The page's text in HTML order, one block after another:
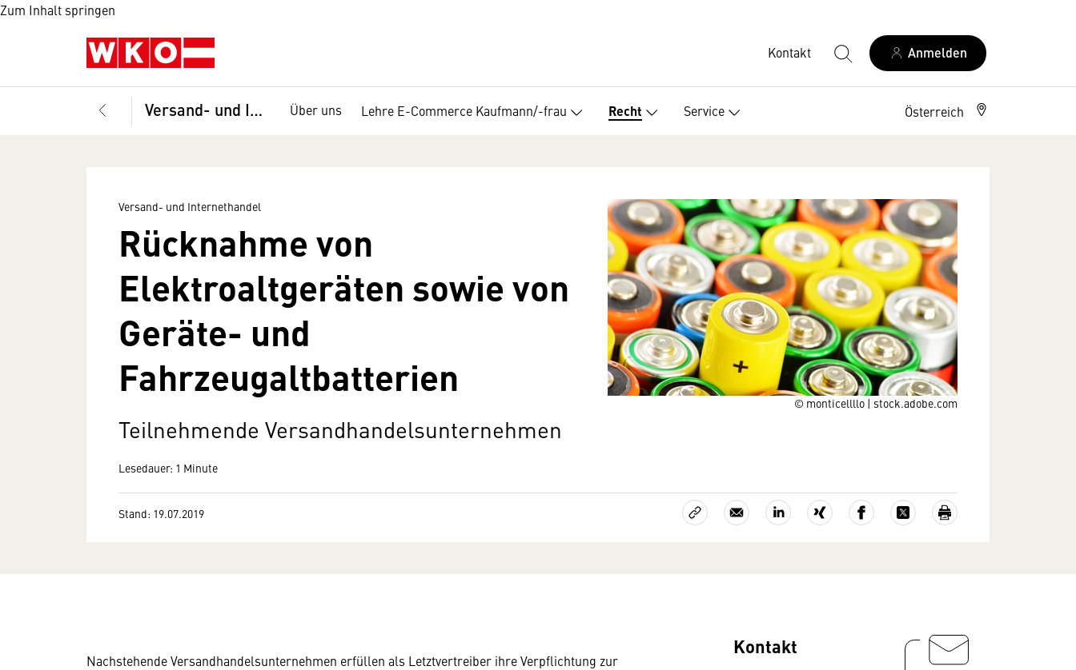
Zum Inhalt springen
Kontakt Anmelden
Versand- und Internethandel Über uns Lehre E-Commerce Kaufmann/-frau Recht Service Österreich
© monticellllo | stock.adobe.com
Versand- und Internethandel
Rücknahme von
Elektroaltgeräten sowie von
Geräte- und
Fahrzeugaltbatterien
Teilnehmende Versandhandelsunternehmen
Lesedauer: 1 Minute
Stand: 19.07.2019
Nachstehende Versandhandelsunternehmen erfüllen als Letztvertreiber ihre Verpflichtung zur
Kontakt